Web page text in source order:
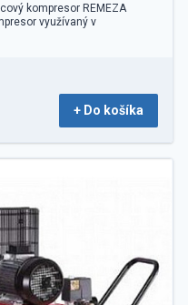
kompresor REMEZA
využívaný v
+ Do košíka